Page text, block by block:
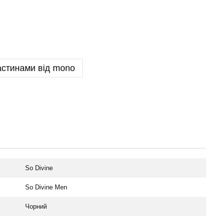
від mono
So Divine
So Divine Men
Чорний